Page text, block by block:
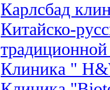
Карлсбад
Китайско-
Клиника "